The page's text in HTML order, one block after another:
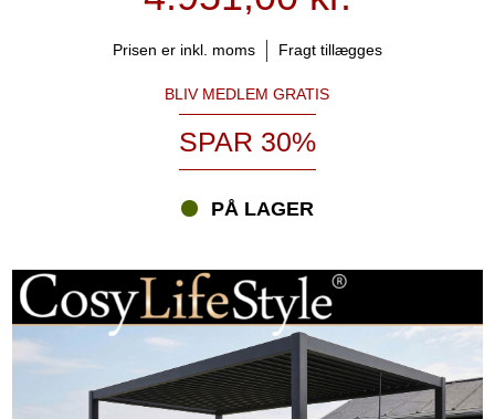
Prisen er inkl. moms Fragt tillægges
BLIV MEDLEM GRATIS
SPAR 30%
PÅ LAGER